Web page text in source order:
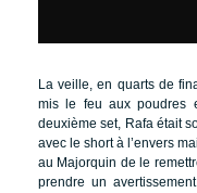
La veille, en quarts de
mis le feu aux poudres
deuxième set, Rafa était
avec le short à l’envers
au Majorquin de le
prendre un